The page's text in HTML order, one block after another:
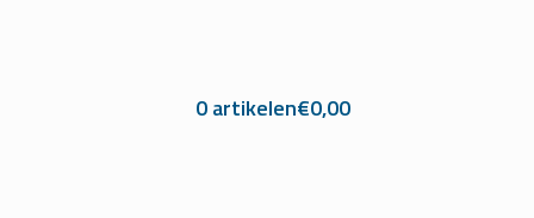
0 artikelen€0,00